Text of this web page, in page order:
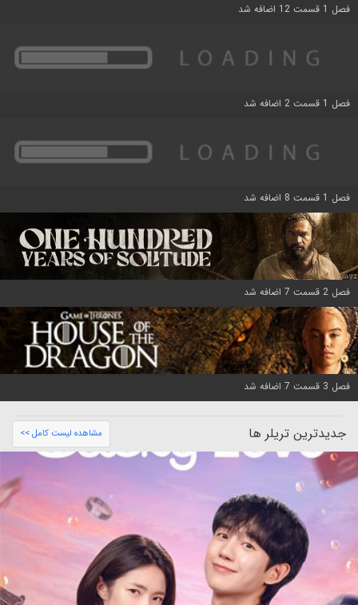
فصل 1 قسمت 12 اضافه شد
فصل 1 قسمت 2 اضافه شد
فصل 1 قسمت 8 اضافه شد
فصل 2 قسمت 7 اضافه شد
فصل 3 قسمت 7 اضافه شد
جدیدترین تریلر ها مشاهده لیست کامل >>